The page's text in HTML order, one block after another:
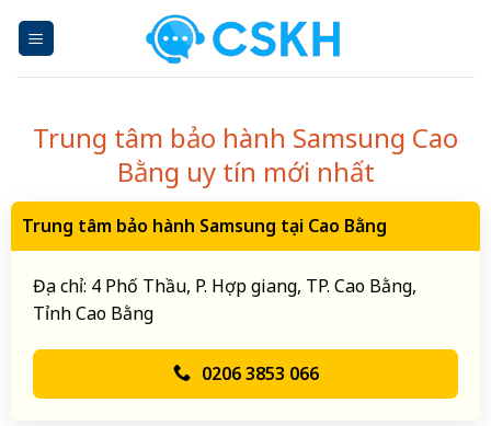
Trung tâm bảo hành Samsung Cao
Bằng uy tín mới nhất
Trung tâm bảo hành Samsung tại Cao Bằng
Địa chỉ: 4 Phố Thầu, P. Hợp giang, TP. Cao Bằng,
Tỉnh Cao Bằng
0206 3853 066